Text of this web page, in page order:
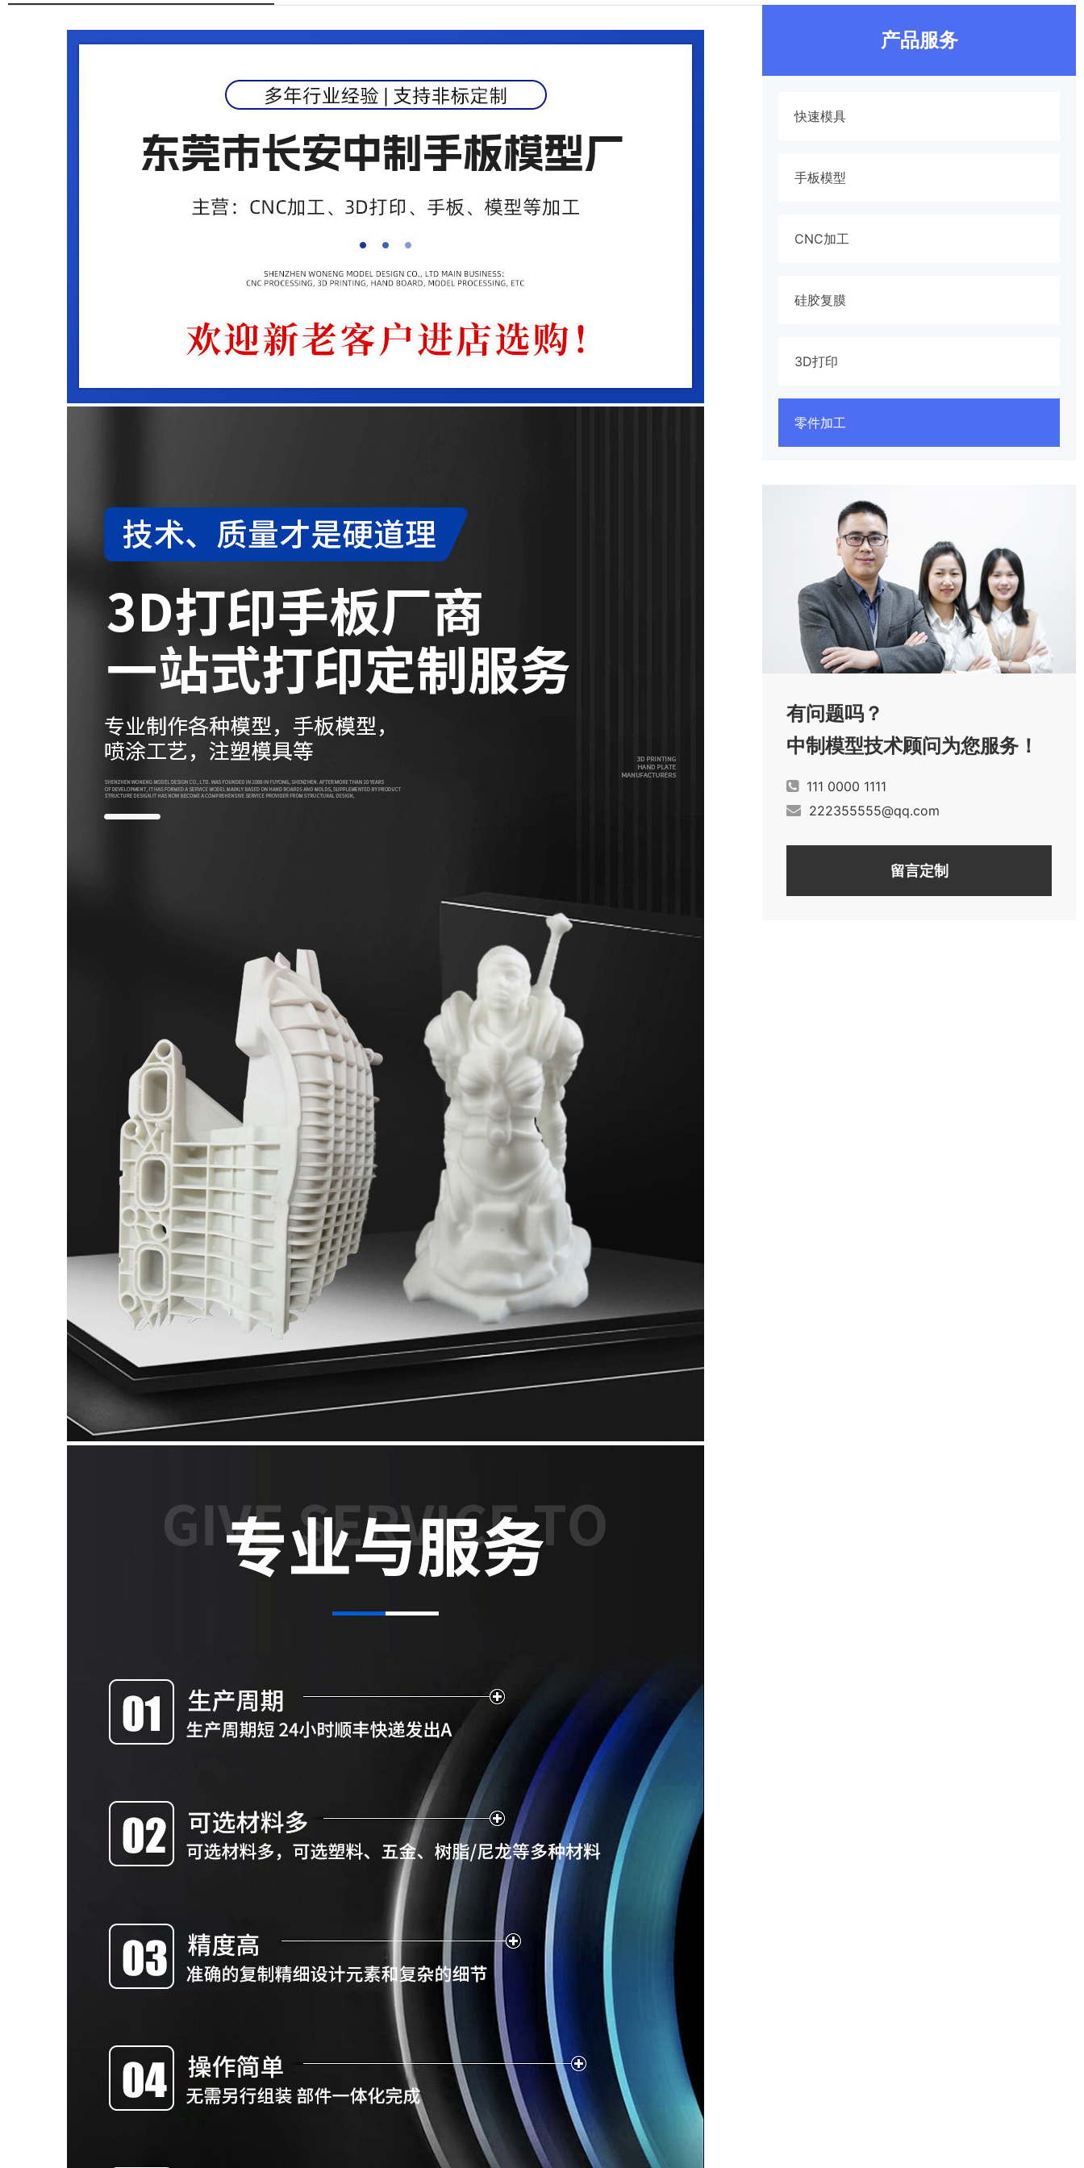
产品服务
快速模具
手板模型
CNC加工
硅胶复膜
3D打印
零件加工
有问题吗？
中制模型技术顾问为您服务！
111 0000 1111
222355555@qq.com
留言定制